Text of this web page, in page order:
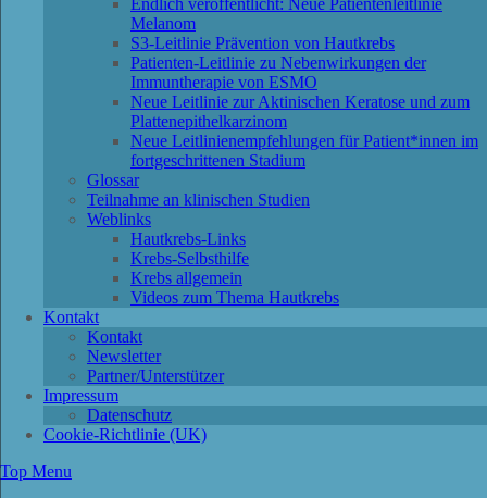
Endlich veröffentlicht: Neue Patientenleitlinie
Melanom
S3-Leitlinie Prävention von Hautkrebs
Patienten-Leitlinie zu Nebenwirkungen der
Immuntherapie von ESMO
Neue Leitlinie zur Aktinischen Keratose und zum
Plattenepithelkarzinom
Neue Leitlinienempfehlungen für Patient*innen im
fortgeschrittenen Stadium
Glossar
Teilnahme an klinischen Studien
Weblinks
Hautkrebs-Links
Krebs-Selbsthilfe
Krebs allgemein
Videos zum Thema Hautkrebs
Kontakt
Kontakt
Newsletter
Partner/Unterstützer
Impressum
Datenschutz
Cookie-Richtlinie (UK)
Top Menu